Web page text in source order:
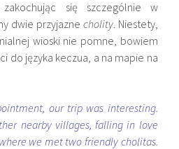
się szczególnie w
dwie przyjazne cholity. Niestety,
wioski nie pomne, bowiem
do języka keczua, a na mapie na
our trip was interesting.
nearby villages, falling in love
we met two friendly cholitas.